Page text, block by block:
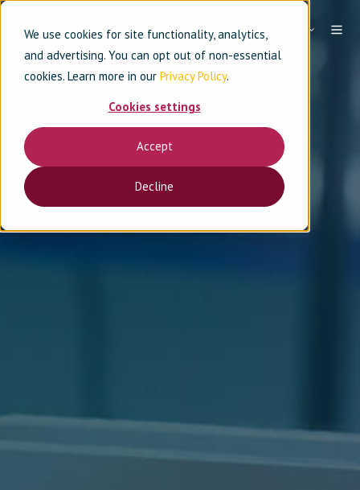
We use cookies for site functionality, analytics,
and advertising. You can opt out of non-essential
cookies. Learn more in our Privacy Policy.
Cookies settings
Accept
Decline
ZH-CN